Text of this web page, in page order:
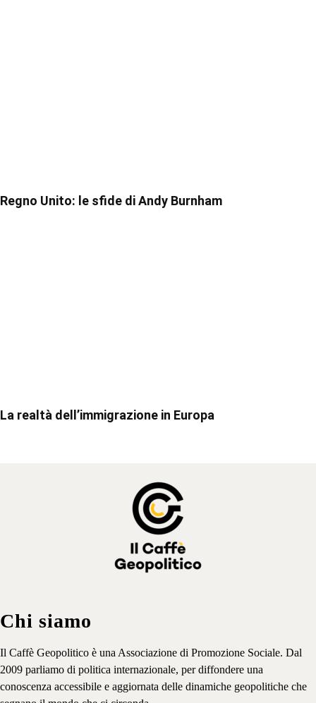
Regno Unito: le sfide di Andy Burnham
La realtà dell’immigrazione in Europa
Chi siamo
Il Caffè Geopolitico è una Associazione di Promozione Sociale. Dal
2009 parliamo di politica internazionale, per diffondere una
conoscenza accessibile e aggiornata delle dinamiche geopolitiche che